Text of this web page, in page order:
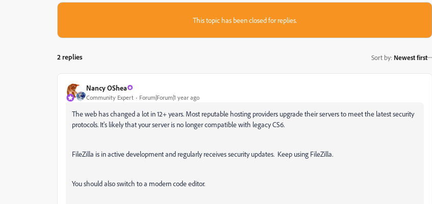
This topic has been closed for replies.
2 replies Sort by: Newest first
Nancy OShea
Community Expert Forum|Forum|1 year ago
The web has changed a lot in 12+ years. Most reputable hosting providers upgrade their servers to meet the latest security
protocols. It's likely that your server is no longer compatible with legacy CS6.
FileZilla is in active development and regularly receives security updates. Keep using FileZilla.
You should also switch to a modern code editor.